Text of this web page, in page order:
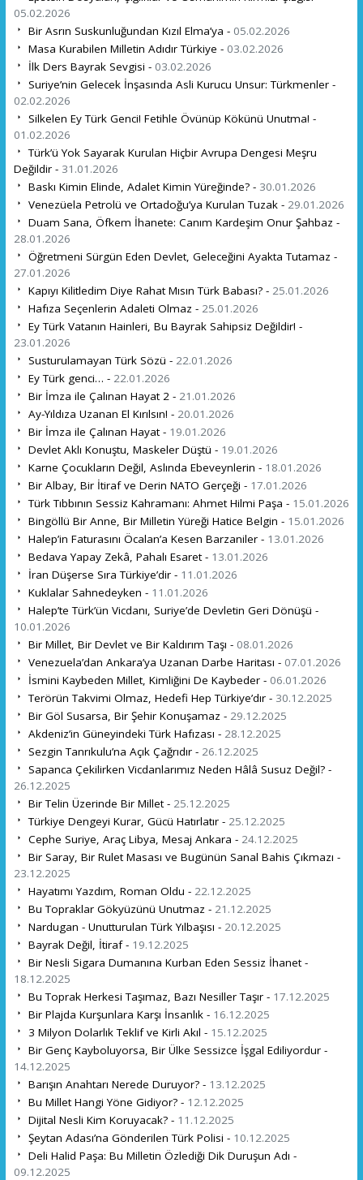
05.02.2026
Bir Asrın Suskunluğundan Kızıl Elma’ya - 05.02.2026
Masa Kurabilen Milletin Adıdır Türkiye - 03.02.2026
İlk Ders Bayrak Sevgisi - 03.02.2026
Suriye’nin Gelecek İnşasında Asli Kurucu Unsur: Türkmenler -
02.02.2026
Silkelen Ey Türk Genci! Fetihle Övünüp Kökünü Unutma! -
01.02.2026
Türk’ü Yok Sayarak Kurulan Hiçbir Avrupa Dengesi Meşru
Değildir - 31.01.2026
Baskı Kimin Elinde, Adalet Kimin Yüreğinde? - 30.01.2026
Venezüela Petrolü ve Ortadoğu’ya Kurulan Tuzak - 29.01.2026
Duam Sana, Öfkem İhanete: Canım Kardeşim Onur Şahbaz -
28.01.2026
Öğretmeni Sürgün Eden Devlet, Geleceğini Ayakta Tutamaz -
27.01.2026
Kapıyı Kilitledim Diye Rahat Mısın Türk Babası? - 25.01.2026
Hafıza Seçenlerin Adaleti Olmaz - 25.01.2026
Ey Türk Vatanın Hainleri, Bu Bayrak Sahipsiz Değildir! -
23.01.2026
Susturulamayan Türk Sözü - 22.01.2026
Ey Türk genci… - 22.01.2026
Bir İmza ile Çalınan Hayat 2 - 21.01.2026
Ay-Yıldıza Uzanan El Kırılsın! - 20.01.2026
Bir İmza ile Çalınan Hayat - 19.01.2026
Devlet Aklı Konuştu, Maskeler Düştü - 19.01.2026
Karne Çocukların Değil, Aslında Ebeveynlerin - 18.01.2026
Bir Albay, Bir İtiraf ve Derin NATO Gerçeği - 17.01.2026
Türk Tıbbının Sessiz Kahramanı: Ahmet Hilmi Paşa - 15.01.2026
Bingöllü Bir Anne, Bir Milletin Yüreği Hatice Belgin - 15.01.2026
Halep’in Faturasını Öcalan’a Kesen Barzaniler - 13.01.2026
Bedava Yapay Zekâ, Pahalı Esaret - 13.01.2026
İran Düşerse Sıra Türkiye’dir - 11.01.2026
Kuklalar Sahnedeyken - 11.01.2026
Halep’te Türk’ün Vicdanı, Suriye’de Devletin Geri Dönüşü -
10.01.2026
Bir Millet, Bir Devlet ve Bir Kaldırım Taşı - 08.01.2026
Venezuela’dan Ankara’ya Uzanan Darbe Haritası - 07.01.2026
İsmini Kaybeden Millet, Kimliğini De Kaybeder - 06.01.2026
Terörün Takvimi Olmaz, Hedefi Hep Türkiye’dır - 30.12.2025
Bir Göl Susarsa, Bir Şehir Konuşamaz - 29.12.2025
Akdeniz’in Güneyindeki Türk Hafızası - 28.12.2025
Sezgin Tanrıkulu’na Açık Çağrıdır - 26.12.2025
Sapanca Çekilirken Vicdanlarımız Neden Hâlâ Susuz Değil? -
26.12.2025
Bir Telin Üzerinde Bir Millet - 25.12.2025
Türkiye Dengeyi Kurar, Gücü Hatırlatır - 25.12.2025
Cephe Suriye, Araç Libya, Mesaj Ankara - 24.12.2025
Bir Saray, Bir Rulet Masası ve Bugünün Sanal Bahis Çıkmazı -
23.12.2025
Hayatımı Yazdım, Roman Oldu - 22.12.2025
Bu Topraklar Gökyüzünü Unutmaz - 21.12.2025
Nardugan - Unutturulan Türk Yılbaşısı - 20.12.2025
Bayrak Değil, İtiraf - 19.12.2025
Bir Nesli Sigara Dumanına Kurban Eden Sessiz İhanet -
18.12.2025
Bu Toprak Herkesi Taşımaz, Bazı Nesiller Taşır - 17.12.2025
Bir Plajda Kurşunlara Karşı İnsanlık - 16.12.2025
3 Milyon Dolarlık Teklif ve Kirli Akıl - 15.12.2025
Bir Genç Kayboluyorsa, Bir Ülke Sessizce İşgal Ediliyordur -
14.12.2025
Barışın Anahtarı Nerede Duruyor? - 13.12.2025
Bu Millet Hangi Yöne Gidiyor? - 12.12.2025
Dijital Nesli Kim Koruyacak? - 11.12.2025
Şeytan Adası’na Gönderilen Türk Polisi - 10.12.2025
Deli Halid Paşa: Bu Milletin Özlediği Dik Duruşun Adı -
09.12.2025